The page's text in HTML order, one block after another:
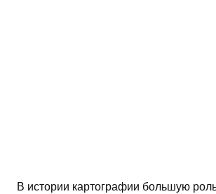
В истории картографии большую